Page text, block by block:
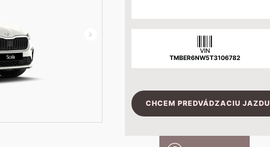
VIN
TMBER6NW5T3106782
CHCEM PREDVÁDZACIU JAZDU